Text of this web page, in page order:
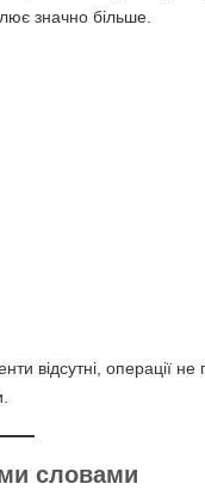
значно більше.
відсутні, операції не
словами